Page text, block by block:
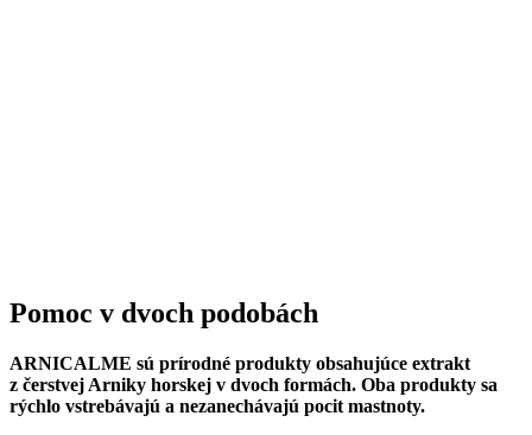
Pomoc v dvoch podobách
ARNICALME sú prírodné produkty obsahujúce extrakt
z čerstvej Arniky horskej v dvoch formách. Oba produkty sa
rýchlo vstrebávajú a nezanechávajú pocit mastnoty.